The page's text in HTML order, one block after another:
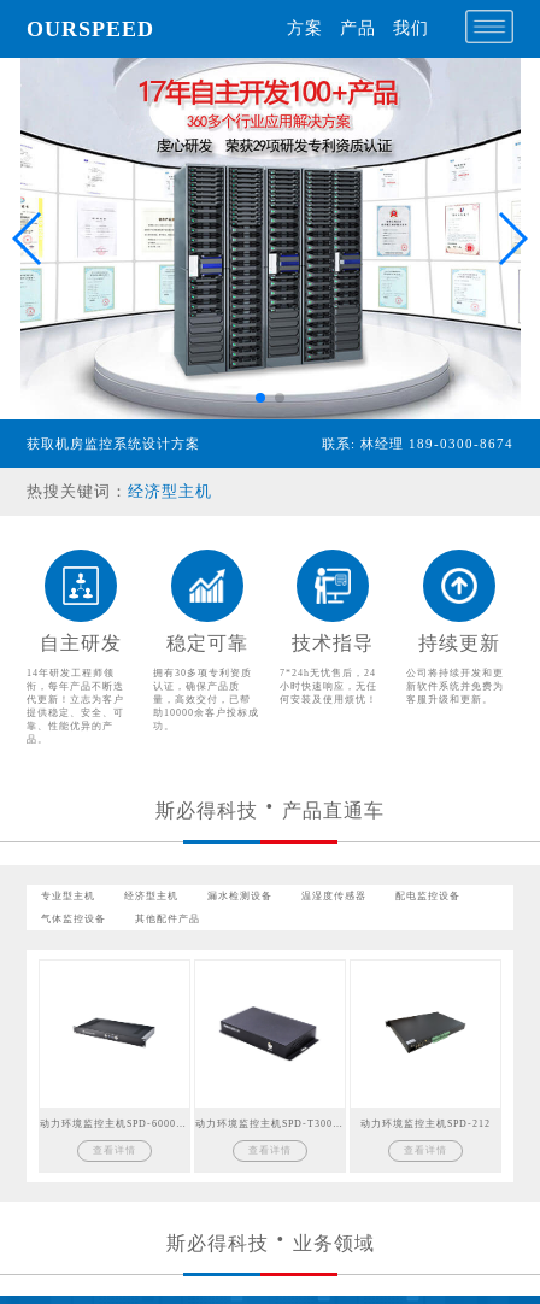
OURSPEED 方案 产品 我们
获取机房监控系统设计方案 联系: 林经理 189-0300-8674
热搜关键词：经济型主机
温湿度传感器
配电监控设备
气体监控设备
其他配件产品
自主研发
14年研发工程师领
衔，每年产品不断迭
代更新！立志为客户
提供稳定、安全、可
靠、性能优异的产
品。
稳定可靠
拥有30多项专利资质
认证，确保产品质
量，高效交付，已帮
助10000余客户投标成
功。
技术指导
7*24h无忧售后，24
小时快速响应，无任
何安装及使用烦忧！
持续更新
公司将持续开发和更
新软件系统并免费为
客服升级和更新。
斯必得科技 产品直通车
专业型主机 经济型主机 漏水检测设备 温湿度传感器 配电监控设备
气体监控设备 其他配件产品
查看详情 查看详情
动力环境监控主机SPD-212
查看详情
斯必得科技 业务领域